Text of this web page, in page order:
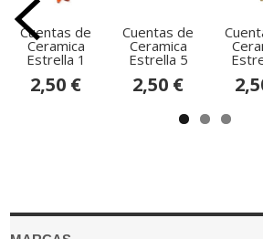
Cuentas de
Ceramica
Estrella 1
2,50 €
Cuentas de
Ceramica
Estrella 5
2,50 €